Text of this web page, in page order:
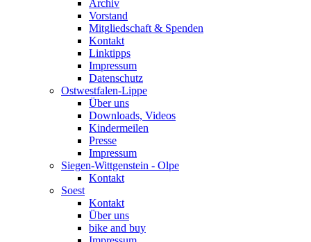
Archiv
Vorstand
Mitgliedschaft & Spenden
Kontakt
Linktipps
Impressum
Datenschutz
Ostwestfalen-Lippe
Über uns
Downloads, Videos
Kindermeilen
Presse
Impressum
Siegen-Wittgenstein - Olpe
Kontakt
Soest
Kontakt
Über uns
bike and buy